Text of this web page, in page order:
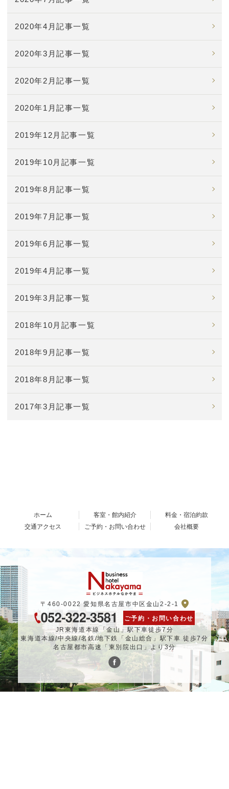
2020年4月記事一覧
2020年3月記事一覧
2020年2月記事一覧
2020年1月記事一覧
2019年12月記事一覧
2019年10月記事一覧
2019年8月記事一覧
2019年7月記事一覧
2019年6月記事一覧
2019年4月記事一覧
2019年3月記事一覧
2018年10月記事一覧
2018年9月記事一覧
2018年8月記事一覧
2017年3月記事一覧
ホーム 客室・館内紹介
料金・宿泊約款
交通アクセス
ご予約・お問い合わせ 会社概要
〒460-0022 愛知県名古屋市中区金山2-2-1
ご予約・お問い合わせ
JR東海道本線「金山」駅下車徒歩7分
東海道本線/中央線/名鉄/地下鉄「金山総合」駅下車 徒歩7分
名古屋都市高速「東別院出口」より3分